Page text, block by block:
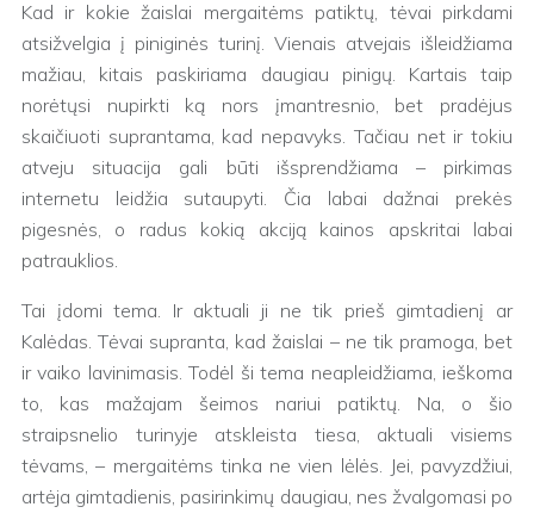
Kad ir kokie žaislai mergaitėms patiktų, tėvai pirkdami
atsižvelgia į piniginės turinį. Vienais atvejais išleidžiama
mažiau, kitais paskiriama daugiau pinigų. Kartais taip
norėtųsi nupirkti ką nors įmantresnio, bet pradėjus
skaičiuoti suprantama, kad nepavyks. Tačiau net ir tokiu
atveju situacija gali būti išsprendžiama – pirkimas
internetu leidžia sutaupyti. Čia labai dažnai prekės
pigesnės, o radus kokią akciją kainos apskritai labai
patrauklios.
Tai įdomi tema. Ir aktuali ji ne tik prieš gimtadienį ar
Kalėdas. Tėvai supranta, kad žaislai – ne tik pramoga, bet
ir vaiko lavinimasis. Todėl ši tema neapleidžiama, ieškoma
to, kas mažajam šeimos nariui patiktų. Na, o šio
straipsnelio turinyje atskleista tiesa, aktuali visiems
tėvams, – mergaitėms tinka ne vien lėlės. Jei, pavyzdžiui,
artėja gimtadienis, pasirinkimų daugiau, nes žvalgomasi po